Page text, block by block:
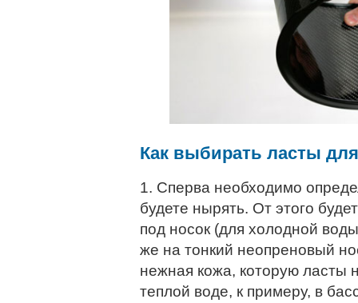
Как выбирать ласты
1. Сперва необходимо
будете нырять. От этого
под носок (для холодной
же на тонкий неопреновый
нежная кожа, которую ласты
теплой воде, к примеру, в